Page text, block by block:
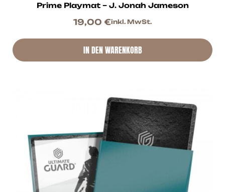
Prime Playmat – J. Jonah Jameson
19,00 €inkl. MwSt.
IN DEN WARENKORB